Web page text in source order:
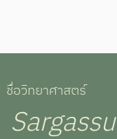
ชื่อวิทยาศาสตร์